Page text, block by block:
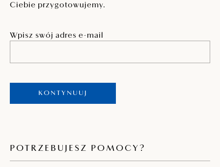
Ciebie przygotowujemy.
Wpisz swój adres e-mail
KONTYNUUJ
POTRZEBUJESZ POMOCY?